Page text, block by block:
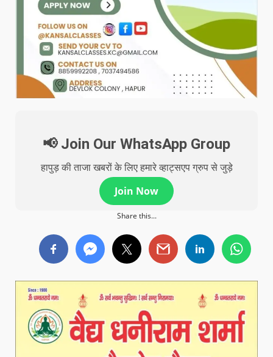
📢 Join Our WhatsApp Group
हापुड़ की ताजा खबरों के लिए हमारे व्हाट्सएप ग्रुप से जुड़े
Join Now
Share this...